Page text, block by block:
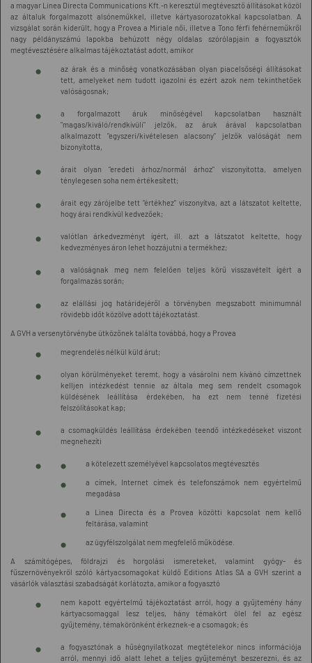
a magyar Linea Directa Communications Kft.-n keresztül megtévesztő állításokat közöl
az általuk forgalmazott alsóneműkkel, illetve kártyasorozatokkal kapcsolatban. A
vizsgálat során kiderült, hogy a Provea a Miriale női, illetve a Tono férfi fehérneműkről
nagy példányszámú lapokba behúzott négy oldalas szórólapjain a fogyasztók
megtévesztésére alkalmas tájékoztatást adott, amikor
az árak és a minőség vonatkozásában olyan piacelsőségi állításokat
tett, amelyeket nem tudott igazolni és ezért azok nem tekinthetőek
valóságosnak;
a forgalmazott áruk minőségével kapcsolatban használt
"magas/kiváló/rendkívüli" jelzők, az áruk árával kapcsolatban
alkalmazott "egyszeri/kivételesen alacsony" jelzők valóságát nem
bizonyította,
árait olyan "eredeti árhoz/normál árhoz" viszonyította, amelyen
ténylegesen soha nem értékesített;
árait egy zárójelbe tett "értékhez" viszonyítva, azt a látszatot keltette,
hogy árai rendkívül kedvezőek;
valótlan árkedvezményt ígért, ill. azt a látszatot keltette, hogy
kedvezményes áron lehet hozzájutni a termékhez;
a valóságnak meg nem felelően teljes körű visszavételt ígért a
forgalmazás során;
az elállási jog határidejéről a törvényben megszabott minimumnál
rövidebb időt közölve adott tájékoztatást.
A GVH a versenytörvénybe ütközőnek találta továbbá, hogy a Provea
megrendelés nélkül küld árut;
olyan körülményeket teremt, hogy a vásárolni nem kívánó címzettnek
kelljen intézkedést tennie az általa meg sem rendelt csomagok
küldésének leállítása érdekében, ha ezt nem tenné fizetési
felszólításokat kap;
a csomagküldés leállítása érdekében teendő intézkedéseket viszont
megnehezíti
a kötelezett személyével kapcsolatos megtévesztés
a címek, Internet címek és telefonszámok nem egyértelmű
megadása
a Linea Directa és a Provea közötti kapcsolat nem kellő
feltárása, valamint
az ügyfélszolgálat nem megfelelő működése.
A számítógépes, földrajzi és horgolási ismereteket, valamint gyógy- és
fűszernövényekről szóló kártyacsomagokat küldő Editions Atlas SA a GVH szerint a
vásárlók választási szabadságát korlátozta, amikor a fogyasztó
nem kapott egyértelmű tájékoztatást arról, hogy a gyűjtemény hány
kártyacsomaggal lesz teljes, hány témakört ölel fel az egész
gyűjtemény, témakörönként érkeznek-e a csomagok; és
a fogyasztónak a hűségnyilatkozat megtételekor nincs információja
arról, mennyi idő alatt lehet a teljes gyűjteményt beszerezni, és az